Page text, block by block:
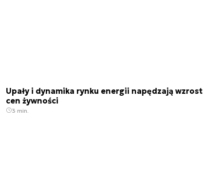
Upały i dynamika rynku energii napędzają wzrost
cen żywności
3 min.